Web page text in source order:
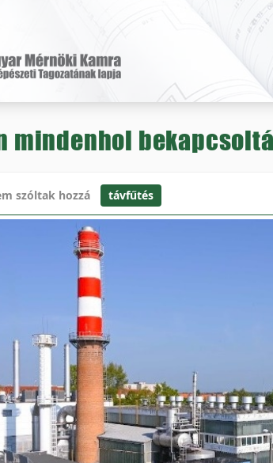
mindenhol
szóltak hozzá távfűtés